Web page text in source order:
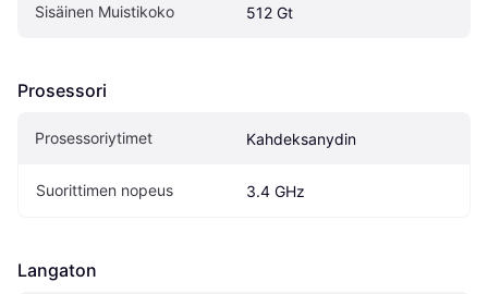
Sisäinen Muistikoko 512 Gt
Prosessori
Prosessoriytimet Kahdeksanydin
Suorittimen nopeus 3.4 GHz
Langaton